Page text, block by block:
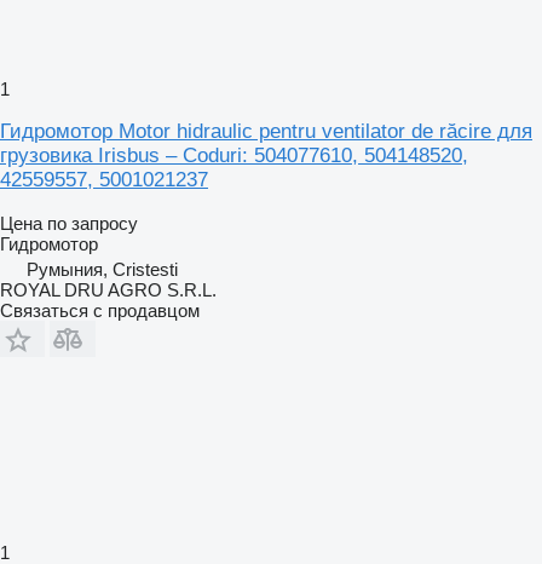
1
Гидромотор Motor hidraulic pentru ventilator de răcire для
грузовика Irisbus – Coduri: 504077610, 504148520,
42559557, 5001021237
Цена по запросу
Гидромотор
Румыния, Cristesti
ROYAL DRU AGRO S.R.L.
Связаться с продавцом
1